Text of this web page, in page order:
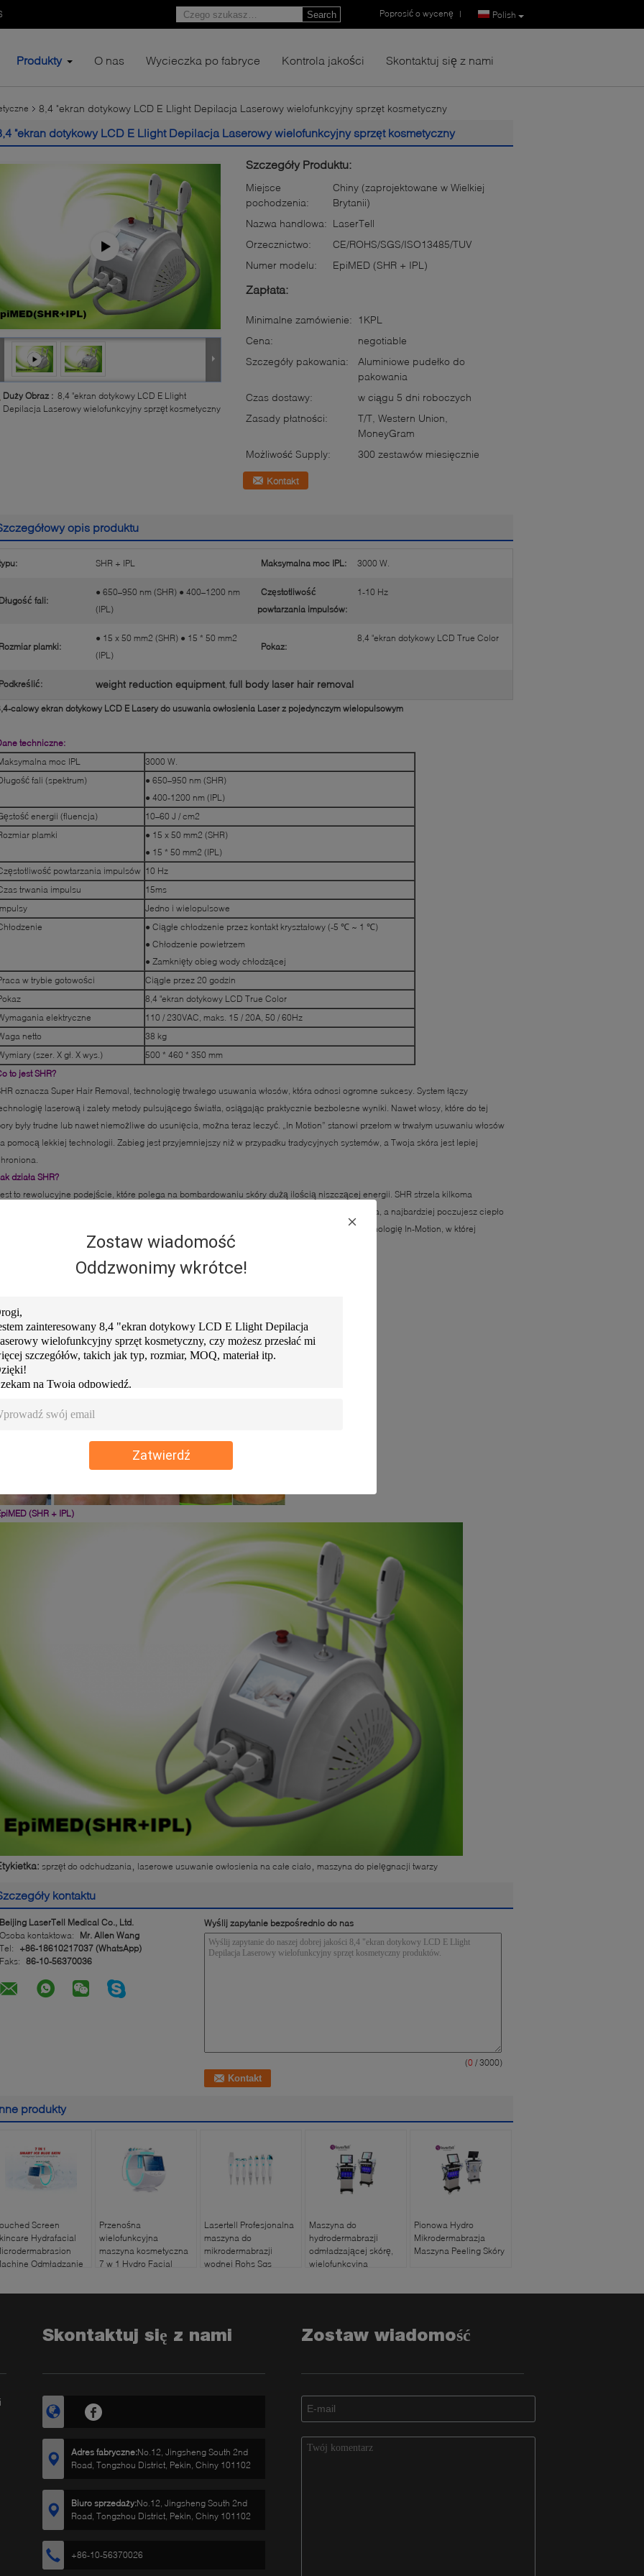
Zostaw wiadomość
Oddzwonimy wkrótce!
Zatwierdź
Polish
Poprosić o wycenę |
Search
Produkty O nas Wycieczka po fabryce Kontrola jakości Skontaktuj się z nami
8,4 "ekran dotykowy LCD E Llight Depilacja Laserowy wielofunkcyjny sprzęt kosmetyczny
"ekran dotykowy LCD E Llight Depilacja Laserowy wielofunkcyjny sprzęt kosmetyczny
Duży Obraz : 8,4 "ekran dotykowy LCD E Llight
Depilacja Laserowy wielofunkcyjny sprzęt kosmetyczny
Szczegóły Produktu:
Miejsce
pochodzenia:
Chiny (zaprojektowane w Wielkiej
Brytanii)
Nazwa handlowa: LaserTell
Orzecznictwo:
CE/ROHS/SGS/ISO13485/TUV
Numer modelu:
EpiMED (SHR + IPL)
Zapłata:
Minimalne zamówienie: 1KPL
Cena:
negotiable
Szczegóły pakowania:
Aluminiowe pudełko do
pakowania
Czas dostawy:
w ciągu 5 dni roboczych
Zasady płatności:
T/T, Western Union,
MoneyGram
Możliwość Supply:
300 zestawów miesięcznie
Kontakt
opis produktu
SHR + IPL Maksymalna moc IPL: 3000 W.
fali:
● 650–950 nm (SHR) ● 400–1200 nm
(IPL)
Częstotliwość
powtarzania impulsów:
1-10 Hz
plamki:
● 15 x 50 mm2 (SHR) ● 15 * 50 mm2
(IPL)
Pokaz:
8,4 "ekran dotykowy LCD True Color
weight reduction equipment, full body laser hair removal
calowy ekran dotykowy LCD E Lasery do usuwania owłosienia Laser z pojedynczym wielopulsowym
techniczne:
moc IPL
3000 W.
fali (spektrum)
● 650–950 nm (SHR)
● 400-1200 nm (IPL)
energii (fluencja)
10–60 J / cm2
plamki
● 15 x 50 mm2 (SHR)
● 15 * 50 mm2 (IPL)
powtarzania impulsów 10 Hz
trwania impulsu
15ms
Jedno i wielopulsowe
● Ciągłe chłodzenie przez kontakt kryształowy (-5 ℃ ~ 1 ℃)
● Chłodzenie powietrzem
● Zamknięty obieg wody chłodzącej
w trybie gotowości
Ciągle przez 20 godzin
8,4 "ekran dotykowy LCD True Color
elektryczne
110 / 230VAC, maks. 15 / 20A, 50 / 60Hz
netto
38 kg
(szer. X gł. X wys.)
500 * 460 * 350 mm
to jest SHR?
oznacza Super Hair Removal, technologię trwałego usuwania włosów, która odnosi ogromne sukcesy. System łączy
laserową i zalety metody pulsującego światła, osiągając praktycznie bezbolesne wyniki. Nawet włosy, które do tej
były trudne lub nawet niemożliwe do usunięcia, można teraz leczyć. „In Motion” stanowi przełom w trwałym usuwaniu włosów
pomocą lekkiej technologii. Zabieg jest przyjemniejszy niż w przypadku tradycyjnych systemów, a Twoja skóra jest lepiej
działa SHR?
to rewolucyjne podejście, które polega na bombardowaniu skóry dużą ilością niszczącej energii. SHR strzela kilkoma
ale przy niskich dżulach, delikatnie podgrzewa mieszek włosowy do potrzebnego ciepła, a najbardziej poczujesz ciepło
niektórzy klienci porównują go do ciepłego masażu. SHR wykorzystuje również technologię In-Motion, w której
zawsze porusza się po skórze.
iMED :
650-950 nm: Depilacja (Typ skóry III i IV)
400-1200 nm: HR SR VR
leczenia(przed i po)
(SHR + IPL)
sprzęt do odchudzania laserowe usuwanie owłosienia na całe ciało maszyna do pielęgnacji twarzy
kontaktu
Beijing LaserTell Medical Co., Ltd.
Osoba kontaktowa:
Mr. Allen Wang
Tel:
+86-18610217037 (WhatsApp)
Faks: 86-10-56370036
Wyślij zapytanie bezpośrednio do nas
(0 / 3000)
produkty
Screen
Hydrafacial
Odmładzanie
Przenośna
wielofunkcyjna
maszyna kosmetyczna
7 w 1 Hydro Facial
Lasertell Profesjonalna
maszyna do
mikrodermabrazji
wodnej Rohs Sgs
Maszyna do
hydrodermabrazji
odmładzającej skórę,
wielofunkcyjna
Pionowa Hydro
Mikrodermabrazja
Maszyna Peeling Skóry
Skontaktuj się z nami
Adres fabryczne:No.12, Jingsheng South 2nd
Road, Tongzhou District, Pekin, Chiny 101102
Biuro sprzedaży:No.12, Jingsheng South 2nd
Road, Tongzhou District, Pekin, Chiny 101102
+86-10-56370026
Zostaw wiadomość